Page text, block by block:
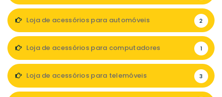
Loja de acessórios para automóveis 2
Loja de acessórios para computadores 1
Loja de acessórios para telemóveis 3